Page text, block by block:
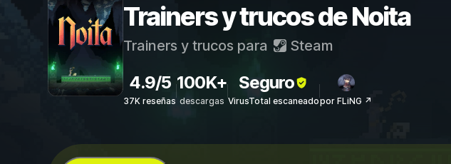
Trainers y trucos de Noita
Trainers y trucos para Steam
4.9/5
37K reseñas
100K+
descargas
Seguro
VirusTotal escaneadopor FLiNG ↗